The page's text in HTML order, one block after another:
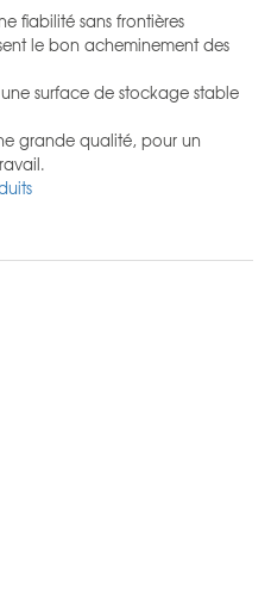
fiabilité sans frontières
le bon acheminement des
une surface de stockage stable
grande qualité, pour un